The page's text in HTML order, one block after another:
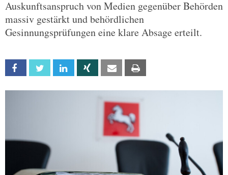
Auskunftsanspruch von Medien gegenüber Behörden
massiv gestärkt und behördlichen
Gesinnungsprüfungen eine klare Absage erteilt.
Facebook Twitter Linkedin Xing Email